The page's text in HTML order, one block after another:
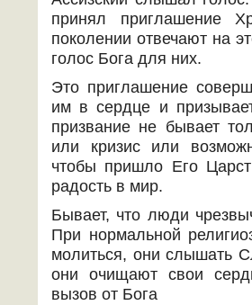
принял приглашение
поколении отвечают на
голос Бога для них.
Это приглашение
им в сердце и
призвание не бывает
или кризис или
чтобы пришло Его
радость в мир.
Бывает, что люди
При нормальной
молиться, они слышать
они очищают свои
вызов от Бога